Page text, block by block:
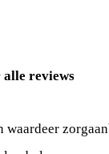
alle reviews